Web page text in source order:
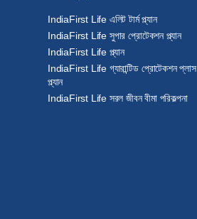
IndiaFirst Life এলিট টার্ম প্ল্যান
IndiaFirst Life সুপার প্রোটেকশন প্ল্যান
IndiaFirst Life প্ল্যান
IndiaFirst Life গ্যারান্টিড প্রোটেকশন প্লাস
প্ল্যান
IndiaFirst Life সরল জীবন বীমা পরিকল্পনা